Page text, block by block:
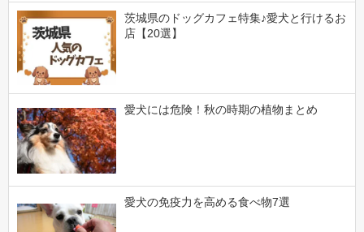
茨城県のドッグカフェ特集♪愛犬と行けるお
店【20選】
愛犬には危険！秋の時期の植物まとめ
愛犬の免疫力を高める食べ物7選